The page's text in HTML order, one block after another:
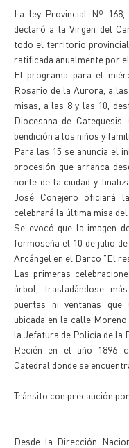
La ley Provincial Nº 168,
declaró a la Virgen del
todo el territorio provincial
ratificada anualmente por
El programa para el
Rosario de la Aurora, a
misas, a las 8 y las 10,
Diocesana de
bendición a los niños y
Para las 15 se anuncia el
procesión que arranca
norte de la ciudad y
José Conejero oficiará
celebrará la última misa del
Se evocó que la imagen
formoseña el 10 de julio
Arcángel en el Barco "El
Las primeras
árbol, trasladándose
puertas ni ventanas que
ubicada en la calle
la Jefatura de Policía de la
Recién en el año 1896
Catedral donde se
Tránsito con precaución
Desde la Dirección